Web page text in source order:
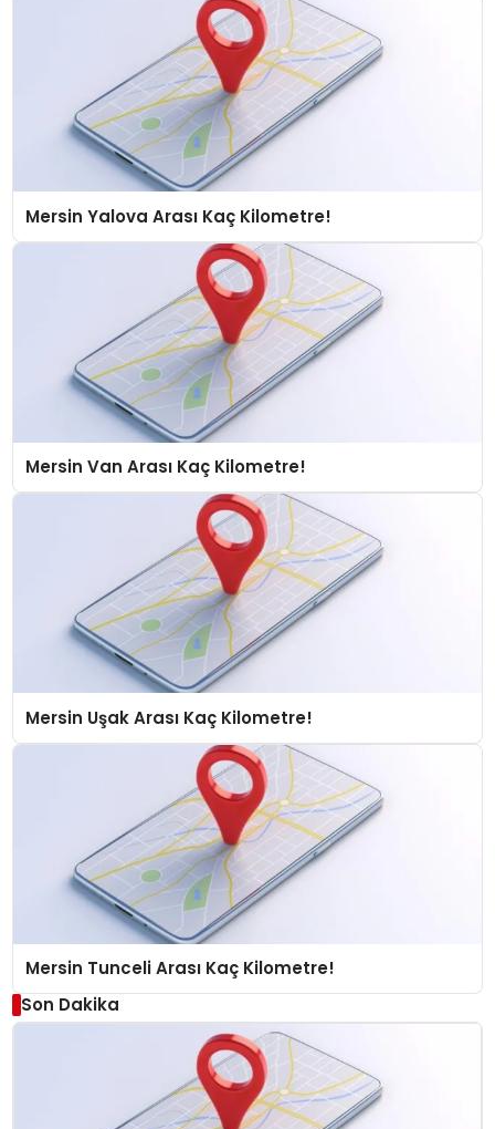
Mersin Yalova Arası Kaç Kilometre!
Mersin Van Arası Kaç Kilometre!
Mersin Uşak Arası Kaç Kilometre!
Mersin Tunceli Arası Kaç Kilometre!
Son Dakika